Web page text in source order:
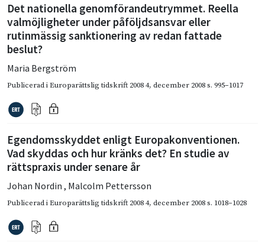
Det nationella genomförandeutrymmet. Reella
valmöjligheter under påföljdsansvar eller
rutinmässig sanktionering av redan fattade
beslut?
Maria Bergström
Publicerad iEuroparättslig tidskrift 2008 4, december 2008s. 995–1017
Egendomsskyddet enligt Europakonventionen.
Vad skyddas och hur kränks det? En studie av
rättspraxis under senare år
Johan Nordin , Malcolm Pettersson
Publicerad iEuroparättslig tidskrift 2008 4, december 2008s. 1018–1028